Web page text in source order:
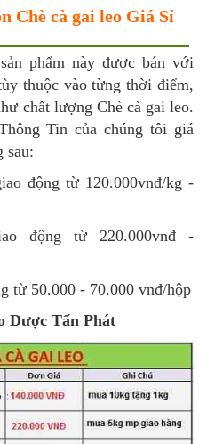
Chè cà gai leo Giá Sỉ
phẩm này được bán với
thuộc vào từng thời điểm,
chất lượng Chè cà gai leo.
Tin của chúng tôi giá
sau:
động từ 120.000vnđ/kg -
động từ 220.000vnđ -
từ 50.000 - 70.000 vnđ/hộp
Dược Tấn Phát